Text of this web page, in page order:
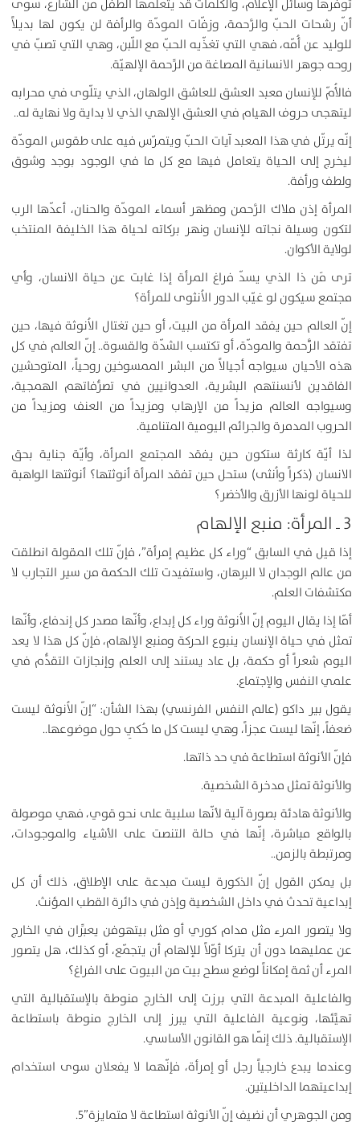
توفّرها وسائل الإعلام، والكلمات قد يتعلّمها الطفل من الشارع، سوى
أنّ رشحات الحبّ والرَّحمة، وزفّات المودّة والرأفة لن يكون لها بديلاً
للوليد عن أُمّه، فهي التي تغذّيه الحبّ مع اللّبن، وهي التي تصبّ في
روحه جوهر الانسانية المصاغة من الرِّحمة الإلهيّة.
فالأُمّ للإنسان معبد العشق للعاشق الولهان، الذي يتلّوى في محرابه
ليتهجى حروف الهيام في العشق الإلهي الذي لا بداية ولا نهاية له..
إنّه يرتّل في هذا المعبد آيات الحبّ ويتمرّس فيه على طقوس المودّة
ليخرج إلى الحياة يتعامل فيها مع كل ما في الوجود بوجد وشوق
ولطف ورأفة.
المرأة إذن ملاك الرَّحمن ومظهر أسماء المودّة والحنان، أعدّها الرب
لتكون وسيلة نجاته للإنسان ونهر بركاته لحياة هذا الخليفة المنتخب
لولاية الأكوان.
ترى مَن ذا الذي يسدّ فراغ المرأة إذا غابت عن حياة الانسان، وأي
مجتمع سيكون لو غيّب الدور الاُنثوى للمرأة؟
إنّ العالم حين يفقد المرأة من البيت، أو حين تغتال الاُنوثة فيها، حين
تفتقد الرَّّحمة والمودّة، أو تكتسب الشدّة والقسوة.. إنّ العالم في كل
هذه الأحيان سيواجه أجيالاً من البشر الممسوخين روحياً، المتوحشين
الفاقدين لأنسنتهم البشرية، العدوانيين في تصرُّفاتهم الهمجية،
وسيواجه العالم مزيداً من الإرهاب ومزيداً من العنف ومزيداً من
الحروب المدمرة والجرائم اليومية المتنامية.
لذا أيّة كارثة ستكون حين يفقد المجتمع المرأة، وأيّة جناية بحق
الانسان (ذكراً واُنثى) ستحل حين تفقد المرأة أنوثتها؟ أنوثتها الواهبة
للحياة لونها الأزرق والأخضر؟
3 ـ المرأة: منبع الإلهام
إذا قيل في السابق “وراء كل عظيم إمرأة”، فإنّ تلك المقولة انطلقت
من عالم الوجدان لا البرهان، واستفيدت تلك الحكمة من سير التجارب لا
مكتشفات العلم.
أمّا إذا يقال اليوم إنّ الاُنوثة وراء كل إبداع، وأنّها مصدر كل إندفاع، وأنّها
تمثل في حياة الإنسان ينبوع الحركة ومنبع الإلهام، فإنّ كل هذا لا يعد
اليوم شعراً أو حكمة، بل عاد يستند إلى العلم وإنجازات التقدُّم في
علمي النفس والإجتماع.
يقول بير داكو (عالم النفس الفرنسي) بهذا الشأن: “إنّ الاُنوثة ليست
ضعفاً، إنّها ليست عجزاً، وهي ليست كل ما حُكِي حول موضوعها..
فإنّ الأنوثة استطاعة في حد ذاتها.
والأنوثة تمثل مدخرة الشخصية.
والأنوثة هادئة بصورة آلية لأنّها سلبية على نحو قوي، فهي موصولة
بالواقع مباشرة، إنّها في حالة التنصت على الأشياء والموجودات،
ومرتبطة بالزمن..
بل يمكن القول إنّ الذكورة ليست مبدعة على الإطلاق، ذلك أن كل
إبداعية تحدث في داخل الشخصية وإذن في دائرة القطب المؤنث.
ولا يتصور المرء مثل مدام كوري أو مثل بيتهوفن يعبِّران في الخارج
عن عمليهما دون أن يتركا أوّلاً للإلهام أن يتجمّع، أو كذلك، هل يتصور
المرء أن ثمة إمكاناً لوضع سطح بيت من البيوت على الفراغ؟
والفاعلية المبدعة التي برزت إلى الخارج منوطة بالإستقبالية التي
تهيِّئها، ونوعية الفاعلية التي يبرز إلى الخارج منوطة باستطاعة
الإستقبالية. ذلك إنّما هو القانون الأساسي.
وعندما يبدع خارجياً رجل أو إمرأة، فإنّهما لا يفعلان سوى استخدام
إبداعيتهما الداخليتين.
ومن الجوهري أن نضيف إنّ الأنوثة استطاعة لا متمايزة”5.